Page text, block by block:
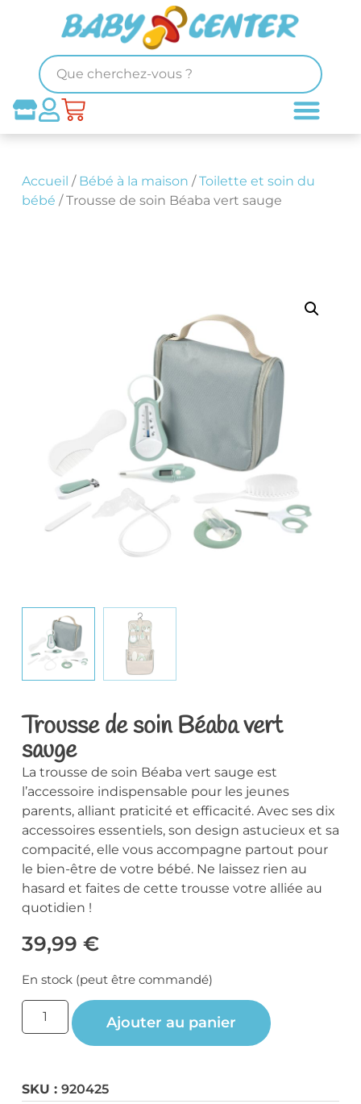
Accueil / Bébé à la maison /Toilette et soin du
bébé / Trousse de soin Béaba vert sauge
Trousse de soin Béaba vert
sauge
La trousse de soin Béaba vert sauge est
l’accessoire indispensable pour les jeunes
parents, alliant praticité et efficacité. Avec ses dix
accessoires essentiels, son design astucieux et sa
compacité, elle vous accompagne partout pour
le bien-être de votre bébé. Ne laissez rien au
hasard et faites de cette trousse votre alliée au
quotidien !
39,99 €
En stock (peut être commandé)
Ajouter au panier
SKU : 920425